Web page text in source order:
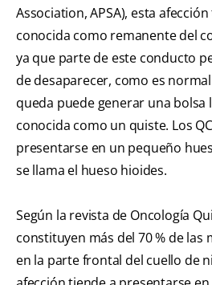
Association, APSA ), esta
conocida como remanente del
ya que parte de este conducto
de desaparecer, como es
queda puede generar una bolsa
conocida como un quiste. Los
presentarse en un pequeño
se llama el hueso hioides.
Según la revista de Oncología
constituyen más del 70 % de las
en la parte frontal del cuello de